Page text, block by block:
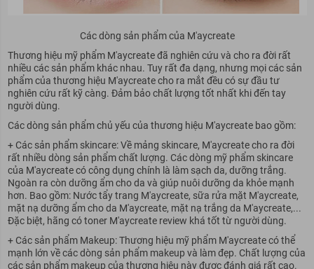
Các dòng sản phẩm của M'aycreate
Thương hiệu mỹ phẩm M'aycreate đã nghiên cứu và cho ra đời rất
nhiều các sản phẩm khác nhau. Tuy rất đa dạng, nhưng mọi các sản
phẩm của thương hiệu M'aycreate cho ra mắt đều có sự đầu tư
nghiên cứu rất kỹ càng. Đảm bảo chất lượng tốt nhất khi đến tay
người dùng.
Các dòng sản phẩm chủ yếu của thương hiệu M'aycreate bao gồm:
+ Các sản phẩm skincare: Về mảng skincare, M'aycreate cho ra đời
rất nhiều dòng sản phẩm chất lượng. Các dòng mỹ phẩm skincare
của M'aycreate có công dụng chính là làm sạch da, dưỡng trắng.
Ngoàn ra còn dưỡng ẩm cho da và giúp nuôi dưỡng da khỏe mạnh
hơn. Bao gồm: Nước tẩy trang M'aycreate, sữa rửa mặt M'aycreate,
mặt nạ dưỡng ẩm cho da M'aycreate, mặt nạ trắng da M'aycreate,...
Đặc biệt, hãng cótoner M'aycreate review khá tốt từ người dùng.
+ Các sản phẩm Makeup: Thương hiệu mỹ phẩm M'aycreate có thể
mạnh lớn về các dòng sản phẩm makeup và làm đẹp. Chất lượng của
các sản phẩm makeup của thương hiệu này được đánh giá rất cao.